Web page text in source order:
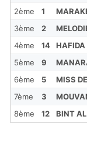
2ème
1
3ème
2
4ème
14
5ème
9
6ème
5 MISS
7ème
3
8ème
12 BINT